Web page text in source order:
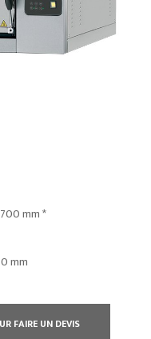
mm *
mm
FAIRE UN DEVIS